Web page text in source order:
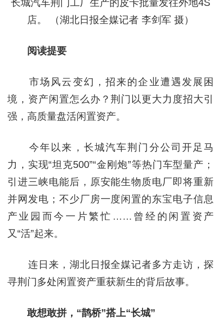
长城汽车荆门工厂生产的皮卡批量发往外地4S
店。 （湖北日报全媒记者 李剑军 摄）
阅读提要
市场风云变幻，招来的企业遭遇发展困
境，资产闲置怎么办？荆门以更大力度招大引
强，高质量盘活闲置资产。
今年以来，长城汽车荆门分公司开足马
力，实现“坦克500”“金刚炮”等热门车型量产；
引进三峡电能后，原安能生物质电厂即将重新
并网发电；不少厂房一度闲置的东宝电子信息
产业园而今一片繁忙……曾经的闲置资产
又“活”起来。
连日来，湖北日报全媒记者多方走访，探
寻荆门多处闲置资产重获新生的背后故事。
敢想敢拼，“鹊桥”搭上“长城”